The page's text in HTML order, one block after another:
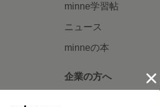
minne学習帖
ニュース
minneの本
企業の方へ